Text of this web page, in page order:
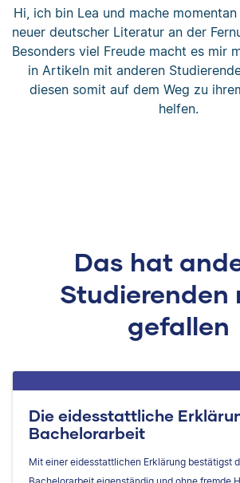
Hi, ich bin Lea und mache
neuer deutscher Literatur an der
Besonders viel Freude macht es mir
in Artikeln mit anderen
diesen somit auf dem Weg zu
helfen.
Das hat
Studierenden
gefallen
Die eidesstattliche
Bachelorarbeit
Mit einer eidesstattlichen Erklärung bestätigst